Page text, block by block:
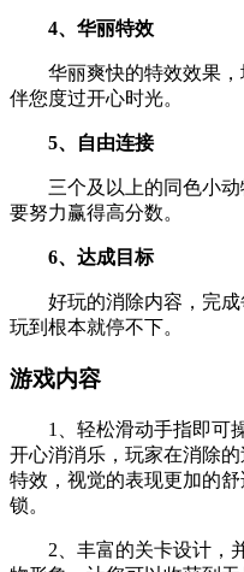
4、华丽特效
华丽爽快的特效效果，
伴您度过开心时光。
5、自由连接
三个及以上的同色小动
要努力赢得高分数。
6、达成目标
好玩的消除内容，完成
玩到根本就停不下。
游戏内容
1、轻松滑动手指即可操
开心消消乐，玩家在消除
特效，视觉的表现更加的
锁。
2、丰富的关卡设计，并